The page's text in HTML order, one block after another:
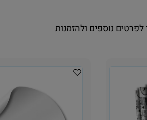
נוספים ולהזמנות